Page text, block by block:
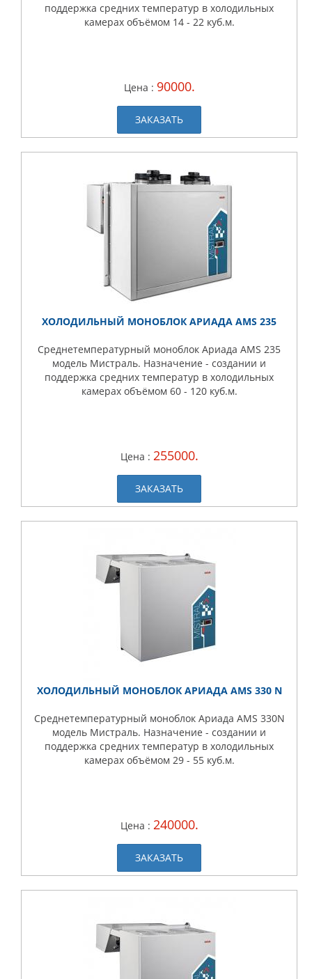
поддержка средних температур в холодильных
камерах объёмом 14 - 22 куб.м.
Цена : 90000.
ЗАКАЗАТЬ
ХОЛОДИЛЬНЫЙ МОНОБЛОК АРИАДА AMS 235
Среднетемпературный моноблок Ариада AMS 235
модель Мистраль. Назначение - создании и
поддержка средних температур в холодильных
камерах объёмом 60 - 120 куб.м.
Цена : 255000.
ЗАКАЗАТЬ
ХОЛОДИЛЬНЫЙ МОНОБЛОК АРИАДА AMS 330 N
Среднетемпературный моноблок Ариада AMS 330N
модель Мистраль. Назначение - создании и
поддержка средних температур в холодильных
камерах объёмом 29 - 55 куб.м.
Цена : 240000.
ЗАКАЗАТЬ